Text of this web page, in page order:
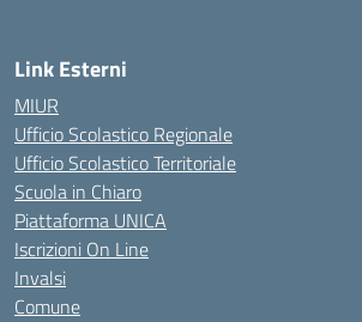
Link Esterni
MIUR
Ufficio Scolastico Regionale
Ufficio Scolastico Territoriale
Scuola in Chiaro
Piattaforma UNICA
Iscrizioni On Line
Invalsi
Comune